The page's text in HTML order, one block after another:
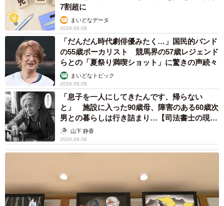
した。
◇ ◇
SNSユーザー達から
「石じゃなくて 木の実の中身に見える」
「BB弾は大体6mmが主流。 風化や劣化で縮んだとすれば3-
5mmは合致。これだけの数、均一、球形というのは鉱物よ
り人工物の可能性が高そう。6mm以上のがあればあるい
は… 火で炙ってみるとよくわかるかも？樹脂なので燃えた
り溶けます。」
い。 深夜、周囲に人肌の温度を感じると、パカッと割れ、
中から物体Yが出てくる。そして人肌の温度を求めて・・・
7割超に
まいどなデータ
2026.08.08
「だんだん時代劇俳優みたく…」国民的バンド
の55歳ボーカリスト 競馬界の57歳レジェンド
らとの「夏祭り満喫ショット」に驚きの声続々
まいどなトピック
2026.08.08
「息子を一人にしてきたんです、帰らない
と」 施設に入った90歳母、障害のある60歳次
男との暮らしは行き詰まり…【司法書士の現場
から】山下 静香
2026.08.08